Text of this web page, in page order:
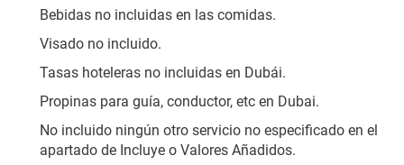
Bebidas no incluidas en las comidas.
Visado no incluido.
Tasas hoteleras no incluidas en Dubái.
Propinas para guía, conductor, etc en Dubai.
No incluido ningún otro servicio no especificado en el
apartado de Incluye o Valores Añadidos.